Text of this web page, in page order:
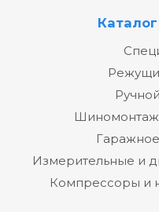
Измерительные и
Компрессоры и